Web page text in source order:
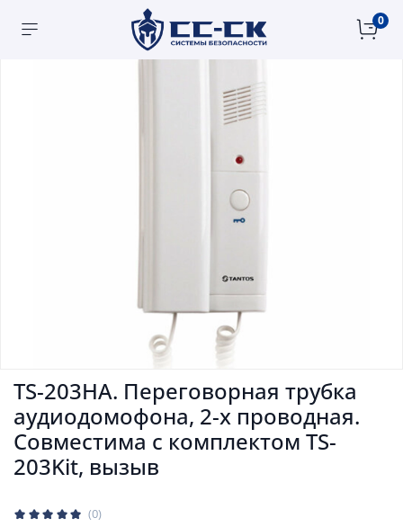
0
(0)
TS-203HA. Переговорная трубка
аудиодомофона, 2-х проводная.
Совместима с комплектом TS-
203Kit, вызыв